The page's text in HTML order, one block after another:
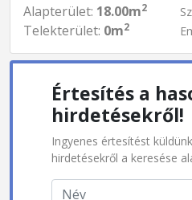
Alapterület: 18.00m2
Telekterület: 0m2
Értesítés a
hirdetésekről!
Ingyenes értesítést
hirdetésekről a keresése